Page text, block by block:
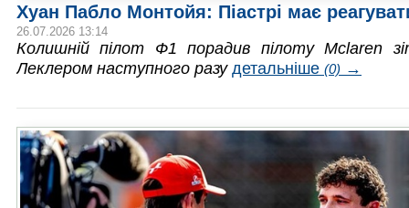
Хуан Пабло Монтойя: Піастрі має
26.07.2026 13:14
Колишній пілот Ф1 порадив пілоту Mclaren
Леклером наступного разу детальніше (0) →